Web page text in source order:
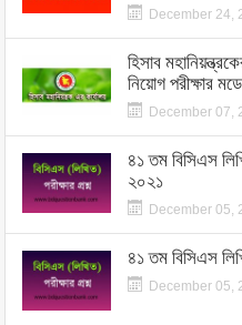
December 24,
হিসাব
নিয়োগ পরীক্ষার
December 07,
৪১ তম বিসিএস
২০২১
December 05,
৪১ তম বিসিএস
December 05,